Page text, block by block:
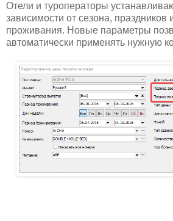
Отели и туроператоры
зависимости от сезона, праздников
проживания. Новые параметры
автоматически применять нужную